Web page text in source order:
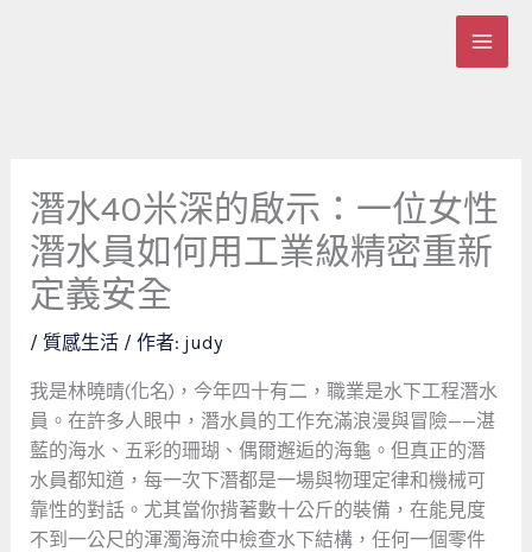
潛水40米深的啟示：一位女性
潛水員如何用工業級精密重新
定義安全
/ 質感生活/ 作者: judy
我是林曉晴(化名)，今年四十有二，職業是水下工程潛水
員。在許多人眼中，潛水員的工作充滿浪漫與冒險——湛
藍的海水、五彩的珊瑚、偶爾邂逅的海龜。但真正的潛
水員都知道，每一次下潛都是一場與物理定律和機械可
靠性的對話。尤其當你揹著數十公斤的裝備，在能見度
不到一公尺的渾濁海流中檢查水下結構，任何一個零件